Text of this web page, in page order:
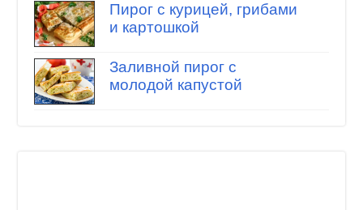
Пирог с курицей, грибами
и картошкой
Заливной пирог с
молодой капустой